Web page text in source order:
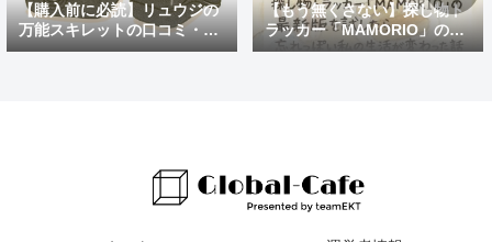
【購入前に必読】リュウジの
万能スキレットの口コミ・評
判まとめ｜後悔しないための
【もう無くさない】探し物ト
ラッカー「MAMORIO」の最
新版を試したら、忘れっぽい